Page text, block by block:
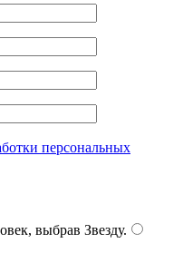
персональных
выбрав Звезду.